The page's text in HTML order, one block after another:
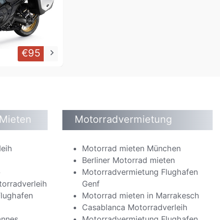
€95 keyboard_arrow_right
Motorradvermietung
Motorrad mieten München
Berliner Motorrad mieten
Motorradvermietung Flughafen
Genf
Motorrad mieten in Marrakesch
Casablanca Motorradverleih